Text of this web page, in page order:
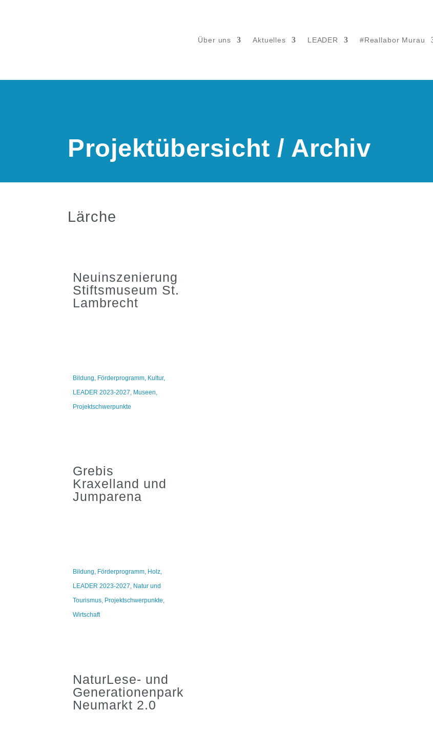
Über uns Aktuelles LEADER #Reallabor Murau
Projektübersicht / Archiv
Lärche
Neuinszenierung
Stiftsmuseum St.
Lambrecht
Bildung, Förderprogramm, Kultur,
LEADER 2023-2027, Museen,
Projektschwerpunkte
Grebis
Kraxelland und
Jumparena
Bildung, Förderprogramm, Holz,
LEADER 2023-2027, Natur und
Tourismus, Projektschwerpunkte,
Wirtschaft
NaturLese- und
Generationenpark
Neumarkt 2.0